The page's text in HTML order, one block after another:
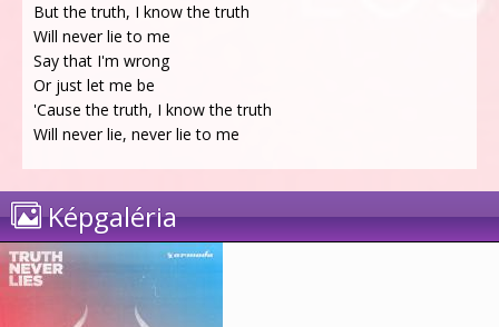
But the truth, I know the truth
Will never lie to me
Say that I'm wrong
Or just let me be
'Cause the truth, I know the truth
Will never lie, never lie to me
Képgaléria